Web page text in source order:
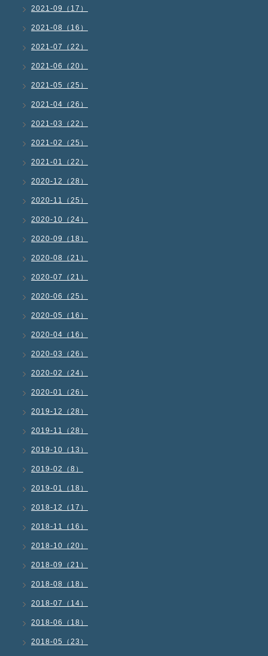
2021-09（17）
2021-08（16）
2021-07（22）
2021-06（20）
2021-05（25）
2021-04（26）
2021-03（22）
2021-02（25）
2021-01（22）
2020-12（28）
2020-11（25）
2020-10（24）
2020-09（18）
2020-08（21）
2020-07（21）
2020-06（25）
2020-05（16）
2020-04（16）
2020-03（26）
2020-02（24）
2020-01（26）
2019-12（28）
2019-11（28）
2019-10（13）
2019-02（8）
2019-01（18）
2018-12（17）
2018-11（16）
2018-10（20）
2018-09（21）
2018-08（18）
2018-07（14）
2018-06（18）
2018-05（23）